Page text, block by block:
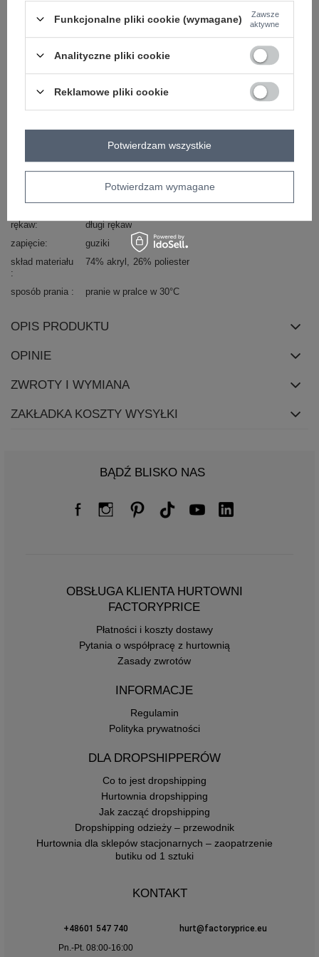
Kod produktu
TW-SW-BI-591.60
OCH BELLA
wzór
ażurowy
codzienne
do pracy
długość
standardowa
rękaw
długi rękaw
zapięcie
guziki
skład materiału
74% akryl 26% poliester
sposób prania pranie w pralce w 30°C
OPIS PRODUKTU
OPINIE
ZWROTY I WYMIANA
ZAKŁADKA KOSZTY WYSYŁKI
BĄDŹ BLISKO NAS
OBSŁUGA KLIENTA HURTOWNI
FACTORYPRICE
Płatności i koszty dostawy
Pytania o współpracę z hurtownią
Zasady zwrotów
INFORMACJE
Regulamin
Polityka prywatności
DLA DROPSHIPPERÓW
Co to jest dropshipping
Hurtownia dropshipping
Jak zacząć dropshipping
Dropshipping odzieży – przewodnik
Hurtownia dla sklepów stacjonarnych – zaopatrzenie
butiku od 1 sztuki
KONTAKT
+48601 547 740
hurt@factoryprice.eu
Pn.-Pt. 08:00-16:00
Funkcjonalne pliki cookie (wymagane)
Zawsze
aktywne
Analityczne pliki cookie
Reklamowe pliki cookie
Potwierdzam wymagane
Potwierdzam wszystkie